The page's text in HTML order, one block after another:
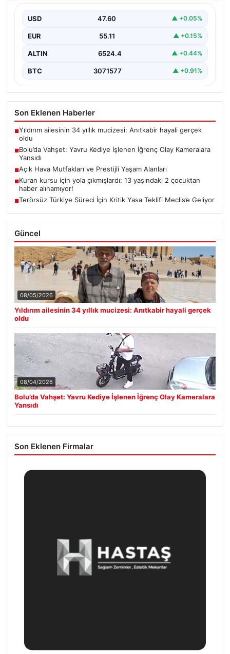
günlerde meydana gelen korkutucu olay, bölgedeki
sakinleri derinden sarstı. Elektrikli…
USD 47.60 ▲ +0.05%
EUR 55.11 ▲ +0.15%
ALTIN 6524.4 ▲ +0.44%
BTC 3071577 ▲ +0.91%
Son Eklenen Haberler
■Yıldırım ailesinin 34 yıllık mucizesi: Anıtkabir hayali gerçek
oldu
■Bolu’da Vahşet: Yavru Kediye İşlenen İğrenç Olay Kameralara
Yansıdı
■Açık Hava Mutfakları ve Prestijli Yaşam Alanları
■Kuran kursu için yola çıkmışlardı: 13 yaşındaki 2 çocuktan
haber alınamıyor!
■Terörsüz Türkiye Süreci İçin Kritik Yasa Teklifi Meclis’e Geliyor
Güncel
08/05/2026
Yıldırım ailesinin 34 yıllık mucizesi: Anıtkabir hayali gerçek
oldu
08/04/2026
Bolu’da Vahşet: Yavru Kediye İşlenen İğrenç Olay Kameralara
Yansıdı
Son Eklenen Firmalar